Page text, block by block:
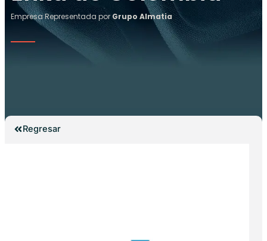
Empresa Representada por Grupo Almatia
Regresar